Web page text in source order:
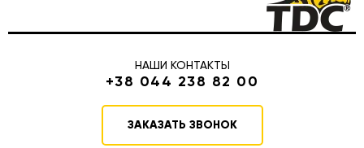
НАШИ КОНТАКТЫ
+38 044 238 82 00
ЗАКАЗАТЬ ЗВОНОК